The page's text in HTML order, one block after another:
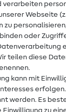
verarbeiten
Webseite
zu
oder
teilen diese
kann mit
erfolgen.
werden. Es
Einwilligung zu